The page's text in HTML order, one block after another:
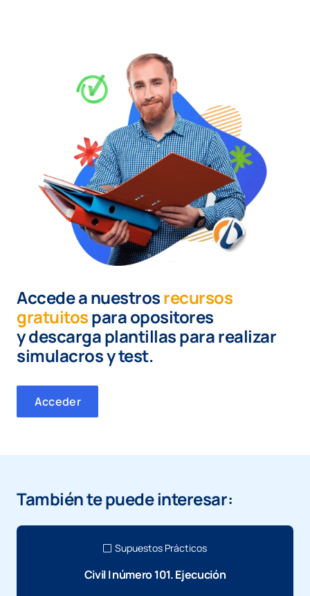
Accede a nuestrosrecursos
gratuitospara opositores
ydescarga plantillas para realizar
simulacros y test.
Acceder
También te puede interesar:
Supuestos Prácticos
Civil I número 101. Ejecución